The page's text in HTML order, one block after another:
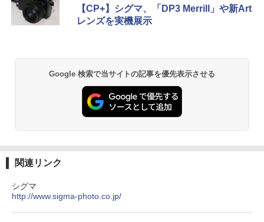
【CP+】シグマ、「DP3 Merrill」や新Art
レンズを実機展示
Google 検索で当サイトの記事を優先表示させる
関連リンク
シグマ
http://www.sigma-photo.co.jp/